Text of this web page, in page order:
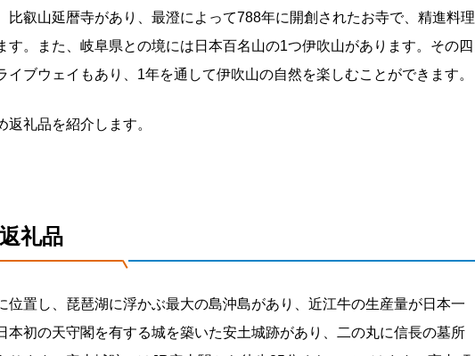
比叡山延暦寺があり、最澄によって788年に開創されたお寺で、精進料理
す。また、岐阜県との境には日本百名山の1つ伊吹山があります。その四
ブウェイもあり、1年を通して伊吹山の自然を楽しむことができます。
礼品を紹介します。
礼品
位置し、琵琶湖に浮かぶ最大の島沖島があり、近江牛の生産量が日本一
本初の天守閣を有する城を築いた安土城跡があり、二の丸に信長の墓所